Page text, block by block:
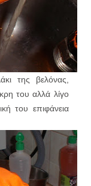
της βελόνας,
του αλλά λίγο
του επιφάνεια